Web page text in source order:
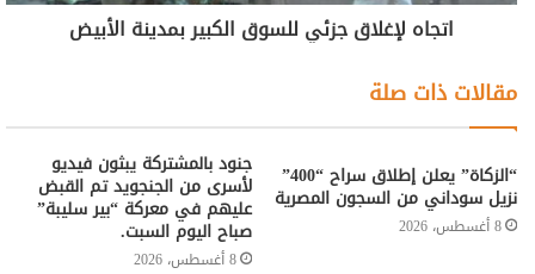
اتجاه لإغلاق جزئي للسوق الكبير بمدينة الأبيض
مقالات ذات صلة
“الزكاة” يعلن إطلاق سراح “400”
نزيل سوداني من السجون المصرية
8 أغسطس، 2026
جنود بالمشتركة يبثون فيديو
لأسرى من الجنجويد تم القبض
عليهم في معركة “بير سليبة”
صباح اليوم السبت.
8 أغسطس، 2026